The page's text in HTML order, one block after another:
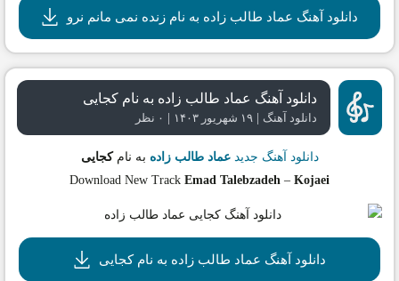
دانلود آهنگ عماد طالب زاده به نام زنده نمی مانم نرو
دانلود آهنگ عماد طالب زاده به نام کجایی
دانلود آهنگ | ۱۹ شهریور ۱۴۰۳ | ۰ نظر
دانلود آهنگ جدید عماد طالب زاده به نامکجایی
Download New Track Emad Talebzadeh – Kojaei
دانلود آهنگ عماد طالب زاده به نام کجایی